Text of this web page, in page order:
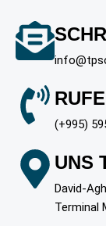
(+995)
UNS
David-
Terminal